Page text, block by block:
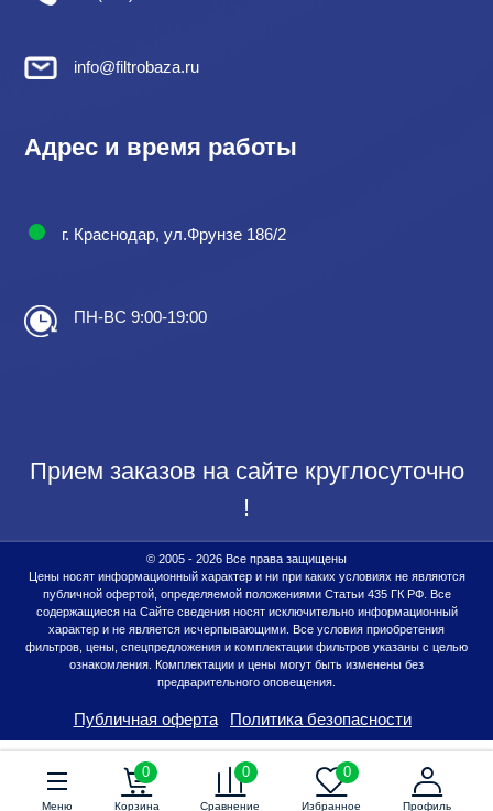
info@filtrobaza.ru
Адрес и время работы
г. Краснодар, ул.Фрунзе 186/2
ПН-ВС 9:00-19:00
Прием заказов на сайте круглосуточно
!
© 2005 - 2026 Все права защищены
Цены носят информационный характер и ни при каких условиях не являются
публичной офертой, определяемой положениями Статьи 435 ГК РФ. Все
содержащиеся на Сайте сведения носят исключительно информационный
характер и не является исчерпывающими. Все условия приобретения
фильтров, цены, спецпредложения и комплектации фильтров указаны с целью
ознакомления. Комплектации и цены могут быть изменены без
предварительного оповещения.
Публичная оферта Политика безопасности
Меню
0
Корзина
0
Сравнение
0
Избранное Профиль